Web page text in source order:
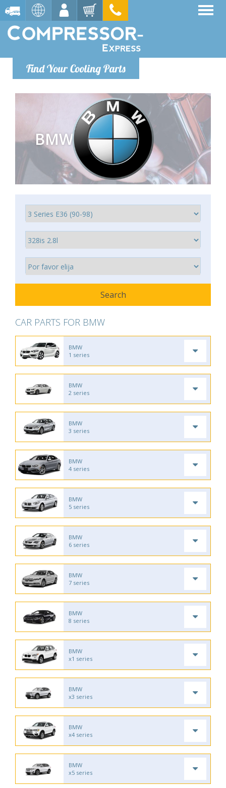
Find Your Cooling Parts
BMW
CAR PARTS FOR BMW
BMW
1 series
BMW
2 series
BMW
3 series
BMW
4 series
BMW
5 series
BMW
6 series
BMW
7 series
BMW
8 series
BMW
x1 series
BMW
x3 series
BMW
x4 series
BMW
x5 series